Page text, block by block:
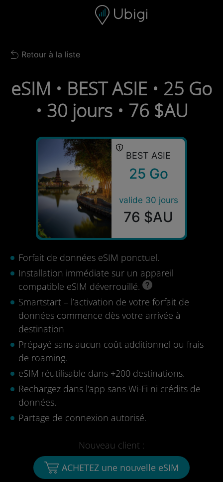
Barre de navigation Bas de page
Back to list
Retour à la liste
eSIM • BEST ASIE • 25 Go
• 30 jours • 76 $AU
BEST ASIE
25 Go
valide 30 jours
76 $AU
Forfait de données eSIM ponctuel.
Installation immédiate sur un appareil
compatible eSIM déverrouillé.
Smartstart – l’activation de votre forfait de
données commence dès votre arrivée à
destination
Prépayé sans aucun coût additionnel ou frais
de roaming.
eSIM réutilisable dans +200 destinations.
Rechargez dans l'app sans Wi-Fi ni crédits de
données.
Partage de connexion autorisé.
Nouveau client :
ACHETEZ une nouvelle eSIM